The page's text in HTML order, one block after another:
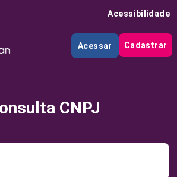
Acessibilidade
Acessar Cadastrar
CNPJ